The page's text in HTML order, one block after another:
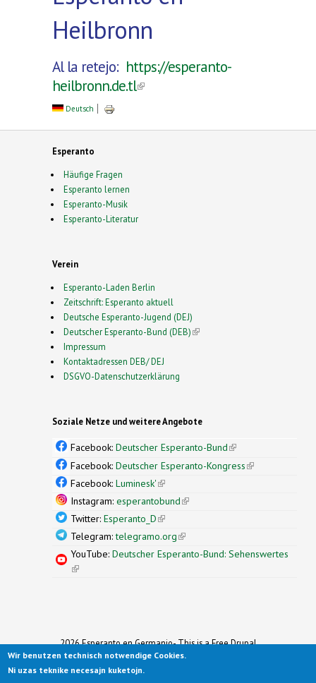
Heilbronn
Al la retejo: https://esperanto-
heilbronn.de.tl(link is external)
Deutsch
Esperanto
Häufige Fragen
Esperanto lernen
Esperanto-Musik
Esperanto-Literatur
Verein
Esperanto-Laden Berlin
Zeitschrift: Esperanto aktuell
Deutsche Esperanto-Jugend (DEJ)
Deutscher Esperanto-Bund (DEB)(link is external)
Impressum
Kontaktadressen DEB/ DEJ
DSGVO-Datenschutzerklärung
Soziale Netze und weitere Angebote
Facebook: Deutscher Esperanto-Bund(link is
external)
Facebook: Deutscher Esperanto-Kongress(link is
Facebook: Luminesk'(link is external)
Instagram: esperantobund(link is external)
Twitter: Esperanto_D(link is external)
Telegram:telegramo.org(link is external)
YouTube: Deutscher Esperanto-Bund: Sehenswertes
(link is external)
2026 Esperanto en Germanio- This is a Free Drupal
Theme
Ported to Drupal for the Open Source Community by
Wir benutzen technisch notwendige Cookies.
Ni uzas teknike necesajn kuketojn.